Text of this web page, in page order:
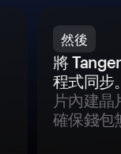
然後
將
程式同步
片內建晶
確保錢包